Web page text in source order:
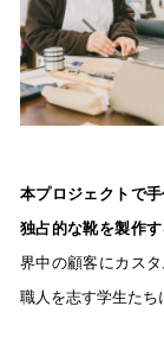
本プロジェクトで
独占的な靴を製作
界中の顧客にカス
職人を志す学生たち